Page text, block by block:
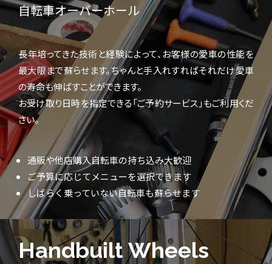
自転車オーバーホール
長年培ってきた技術と経験によって、お客様の愛車の性能を
最大限まで蘇らせます。ちゃんと手入れすればそれだけ愛車
の寿命も伸ばすことができます。
お受け取り日時を指定できる「ご予約サービス」もご利用くだ
さい。
通販や他店購入自転車の持ち込み大歓迎
ご予算に応じてメニューを選択できます
しばらく乗っていない自転車も蘇らせます
Handbuilt Wheels